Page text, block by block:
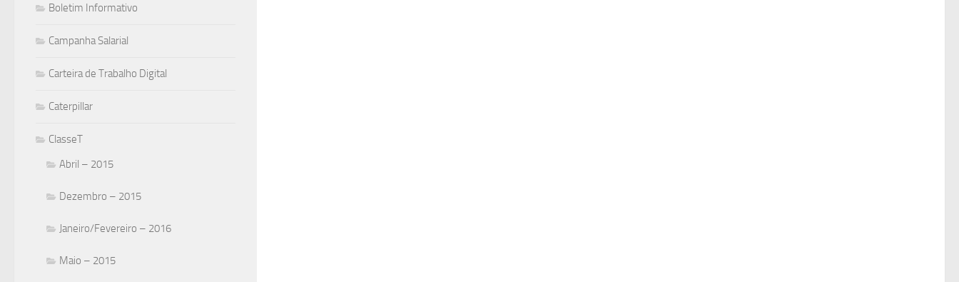
Boletim Informativo
Campanha Salarial
Carteira de Trabalho Digital
Caterpillar
ClasseT
Abril – 2015
Dezembro – 2015
Janeiro/Fevereiro – 2016
Maio – 2015